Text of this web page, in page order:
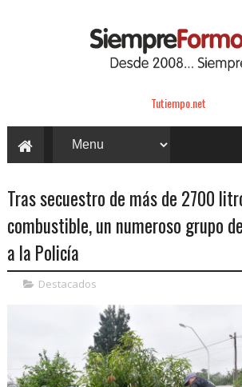
Tutiempo.net
Tras secuestro de más de 2700
combustible, un numeroso grupo
a la Policía
Destacados